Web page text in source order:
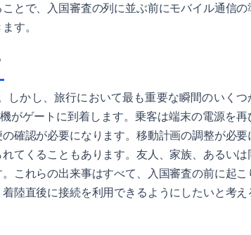
とで、入国審査の列に並ぶ前にモバイル通信の
す。
しかし、旅行において最も重要な瞬間のいくつ
がゲートに到着します。乗客は端末の電源を再
確認が必要になります。移動計画の調整が必要
てくることもあります。友人、家族、あるいは
これらの出来事はすべて、入国審査の前に起こ
陸直後に接続を利用できるようにしたいと考え